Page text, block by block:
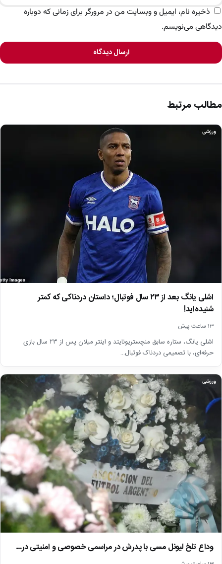
ذخیره نام، ایمیل و وبسایت من در مرورگر برای زمانی که دوباره
دیدگاهی می‌نویسم.
ارسال دیدگاه
مطالب مرتبط
ورزشی
اشلی یانگ بعد از ۲۳ سال فوتبال؛ داستان دردناکی که کمتر
شنیده‌اید!
13 ساعت پیش
اشلی یانگ، ستاره سابق منچستریونایتد و اینتر میلان پس از ۲۳ سال بازی
حرفه‌ای، با تصمیمی دردناک فوتبال…
ورزشی
وداع تلخ لیونل مسی با پدرش در مراسمی خصوصی و امنیتی در…